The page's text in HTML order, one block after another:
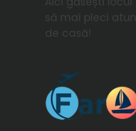
să mai pleci
de casă!